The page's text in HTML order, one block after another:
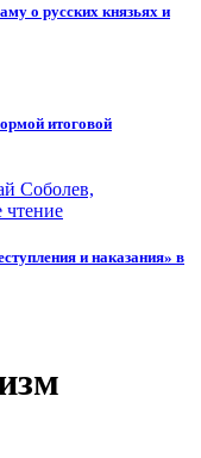
о русских князьях и
итоговой
и наказания» в